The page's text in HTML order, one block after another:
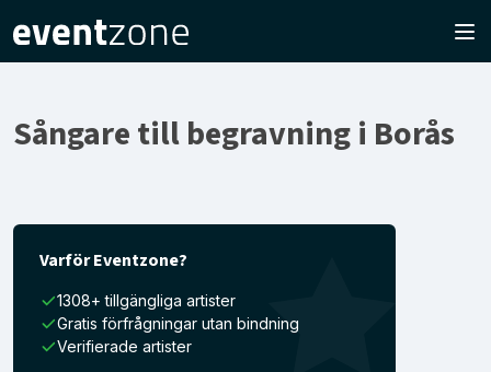
Sångare till begravning i Borås
Varför Eventzone?
1308+ tillgängliga artister
Gratis förfrågningar utan bindning
Verifierade artister